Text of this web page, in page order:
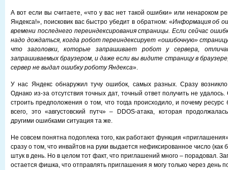
А вот если вы считаете, «что у вас нет такой ошибки» или ненароком
Яндекса!», поисковик вас быстро убедит в обратном: «Информация об
времени последнего переиндексирования страницы. Если сейчас
надо дождаться, когда робот переиндексирует «ошибочную»
что заголовки, которые запрашивает робот у сервера,
запрашиваемых браузером, и даже если вы видите страницу в
сервер не выдал ошибку роботу Яндекса».
У нас Яндекс обнаружил тучу ошибок, самых разных. Сразу
Однако из-за отсутствия точных дат, точный ответ получить не
строить предположения о том, что тогда происходило, и почему
всего, это «августовский путч» – DDOS-атака, которая
другими ошибками ситуация та же.
Не совсем понятна подоплека того, как работают функция
сразу о том, что инвайтов на руки выдается нефиксированное число (как
штук в день. Но в целом тот факт, что приглашений много – порадовал.
остается фишка, что отправлять приглашения я могу только через день